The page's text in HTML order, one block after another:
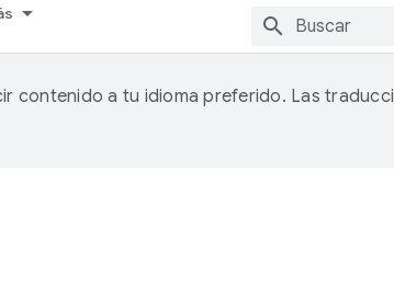
contenido a tu idioma preferido. Las